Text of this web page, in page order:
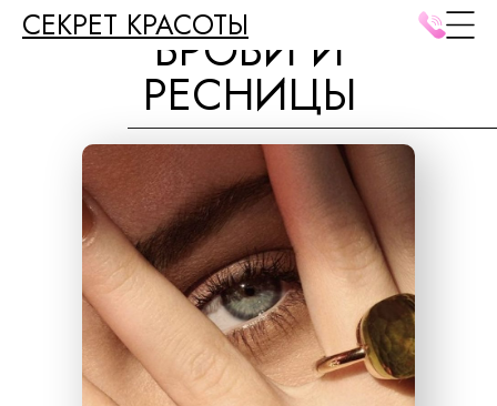
СЕКРЕТ КРАСОТЫБРОВИ И
РЕСНИЦЫ